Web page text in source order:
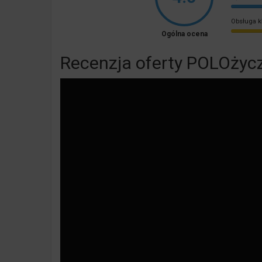
Ogólna ocena
Obsługa
Recenzja oferty